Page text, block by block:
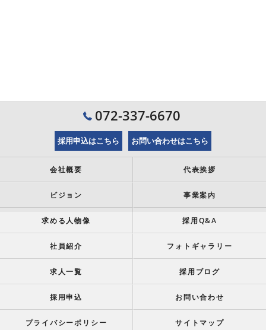
072-337-6670
採用申込はこちら お問い合わせはこちら
会社概要 代表挨拶
ビジョン 事業案内
求める人物像 採用Q&A
社員紹介 フォトギャラリー
求人一覧 採用ブログ
採用申込 お問い合わせ
プライバシーポリシー サイトマップ